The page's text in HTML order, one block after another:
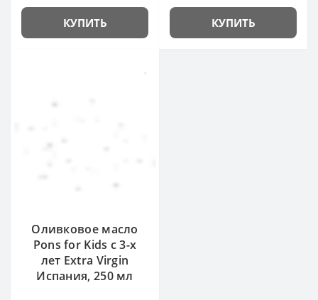
КУПИТЬ КУПИТЬ
Оливковое масло
Pons for Kids с 3-х
лет Extra Virgin
Испания, 250 мл